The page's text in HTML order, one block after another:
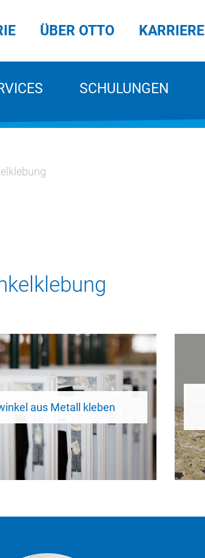
SCHULUNGEN
ÜBER OTTO KARRIERE
aus Metall kleben